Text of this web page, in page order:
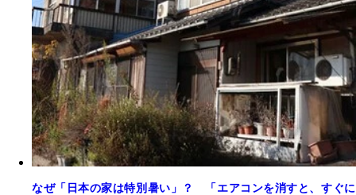
なぜ「日本の家は特別暑い」？ 「エアコンを消すと、すぐに